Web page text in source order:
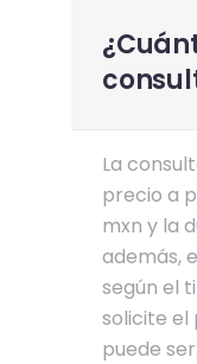
La
precio a
mxn y la
además,
según el
solicite el
puede